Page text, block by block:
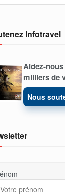
Infotravel
Aidez-
milliers de
Nous